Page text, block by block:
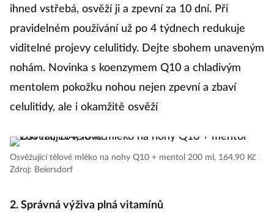
ihned vstřebá, osvěží ji a zpevní za 10 dní. Při
pravidelném používání už po 4 týdnech redukuje
viditelné projevy celulitidy. Dejte sbohem unaveným
nohám. Novinka s koenzymem Q10 a chladivým
mentolem pokožku nohou nejen zpevní a zbaví
celulitidy, ale i okamžitě osvěží
Osvěžující tělové mléko na nohy Q10 + mentol 200 ml, 164,90 Kč
Zdroj: Beiersdorf
2. Správná výživa plná vitamínů